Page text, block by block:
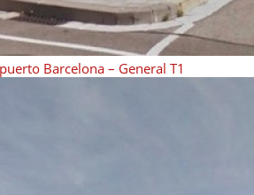
Barcelona – General T1